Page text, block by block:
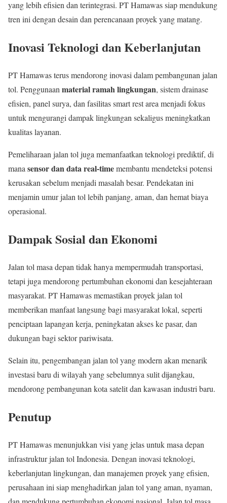
yang lebih efisien dan terintegrasi. PT Hamawas siap mendukung
tren ini dengan desain dan perencanaan proyek yang matang.
Inovasi Teknologi dan Keberlanjutan
PT Hamawas terus mendorong inovasi dalam pembangunan jalan
tol. Penggunaan material ramah lingkungan, sistem drainase
efisien, panel surya, dan fasilitas smart rest area menjadi fokus
untuk mengurangi dampak lingkungan sekaligus meningkatkan
kualitas layanan.
Pemeliharaan jalan tol juga memanfaatkan teknologi prediktif, di
mana sensor dan data real-timemembantu mendeteksi potensi
kerusakan sebelum menjadi masalah besar. Pendekatan ini
menjamin umur jalan tol lebih panjang, aman, dan hemat biaya
operasional.
Dampak Sosial dan Ekonomi
Jalan tol masa depan tidak hanya mempermudah transportasi,
tetapi juga mendorong pertumbuhan ekonomi dan kesejahteraan
masyarakat. PT Hamawas memastikan proyek jalan tol
memberikan manfaat langsung bagi masyarakat lokal, seperti
penciptaan lapangan kerja, peningkatan akses ke pasar, dan
dukungan bagi sektor pariwisata.
Selain itu, pengembangan jalan tol yang modern akan menarik
investasi baru di wilayah yang sebelumnya sulit dijangkau,
mendorong pembangunan kota satelit dan kawasan industri baru.
Penutup
PT Hamawas menunjukkan visi yang jelas untuk masa depan
infrastruktur jalan tol Indonesia. Dengan inovasi teknologi,
keberlanjutan lingkungan, dan manajemen proyek yang efisien,
perusahaan ini siap menghadirkan jalan tol yang aman, nyaman,